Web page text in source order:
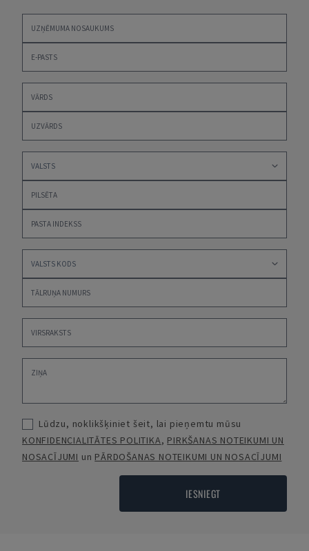
Lūdzu, noklikšķiniet šeit, lai pieņemtu mūsu
KONFIDENCIALITĀTES POLITIKA, PIRKŠANAS NOTEIKUMI UN
NOSACĪJUMI un PĀRDOŠANAS NOTEIKUMI UN NOSACĪJUMI
IESNIEGT